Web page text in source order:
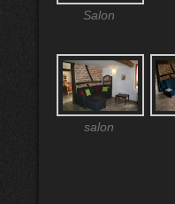
Salon
salon